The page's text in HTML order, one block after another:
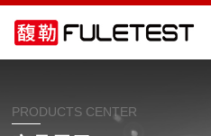
PRODUCTS CENTER